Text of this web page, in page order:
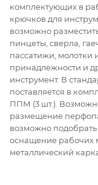
комплектующих в
крючков для
возможно
пинцеты, сверла,
пассатижи, молотки
принадлежности и
инструмент. В
поставляется в
ППМ (3 шт.).
размещение
возможно
оснащение рабочих
металлический